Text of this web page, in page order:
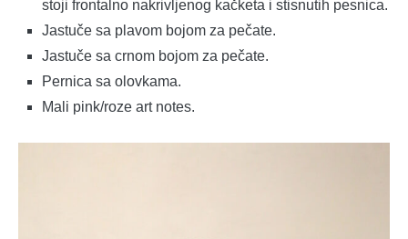
stoji frontalno nakrivljenog kačketa i stisnutih pesnica.
Jastuče sa plavom bojom za pečate.
Jastuče sa crnom bojom za pečate.
Pernica sa olovkama.
Mali pink/roze art notes.